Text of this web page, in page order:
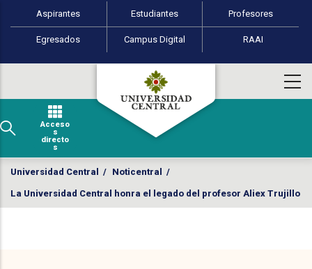
Pasar al contenido principal
Perfiles de usuario
Aspirantes Estudiantes Profesores
Egresados Campus Digital RAAI
Acceso
s
directo
s
Universidad Central / Noticentral /
La Universidad Central honra el legado del profesor Aliex Trujillo